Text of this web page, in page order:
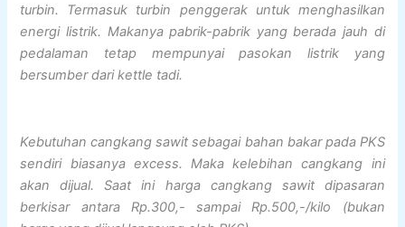
turbin. Termasuk turbin penggerak untuk menghasilkan
energi listrik. Makanya pabrik-pabrik yang berada jauh di
pedalaman tetap mempunyai pasokan listrik yang
bersumber dari kettle tadi.
Kebutuhan cangkang sawit sebagai bahan bakar pada PKS
sendiri biasanya excess. Maka kelebihan cangkang ini
akan dijual. Saat ini harga cangkang sawit dipasaran
berkisar antara Rp.300,- sampai Rp.500,-/kilo (bukan